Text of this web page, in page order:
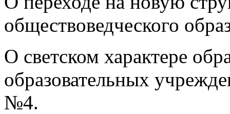
обществоведческого
О светском характере
образовательных
№4.